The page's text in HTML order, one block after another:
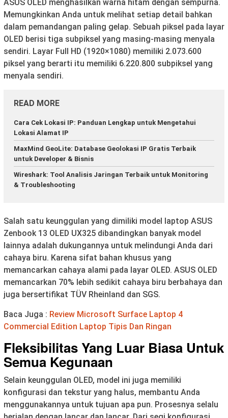
ASUS OLED menghasilkan warna hitam dengan sempurna.
Memungkinkan Anda untuk melihat setiap detail bahkan
dalam pemandangan paling gelap. Sebuah piksel pada layar
OLED berisi tiga subpiksel yang masing-masing menyala
sendiri. Layar Full HD (1920×1080) memiliki 2.073.600
piksel yang berarti itu memiliki 6.220.800 subpiksel yang
menyala sendiri.
READ MORE
Cara Cek Lokasi IP: Panduan Lengkap untuk Mengetahui
Lokasi Alamat IP
MaxMind GeoLite: Database Geolokasi IP Gratis Terbaik
untuk Developer & Bisnis
Wireshark: Tool Analisis Jaringan Terbaik untuk Monitoring
& Troubleshooting
Salah satu keunggulan yang dimiliki model laptop ASUS
Zenbook 13 OLED UX325 dibandingkan banyak model
lainnya adalah dukungannya untuk melindungi Anda dari
cahaya biru. Karena sifat bahan khusus yang
memancarkan cahaya alami pada layar OLED. ASUS OLED
memancarkan 70% lebih sedikit cahaya biru berbahaya dan
juga bersertifikat TÜV Rheinland dan SGS.
Baca Juga : Review Microsoft Surface Laptop 4
Commercial Edition Laptop Tipis Dan Ringan
Fleksibilitas Yang Luar Biasa Untuk
Semua Kegunaan
Selain keunggulan OLED, model ini juga memiliki
konfigurasi dan tekstur yang halus, membantu Anda
menggunakannya untuk tujuan apa pun. Prosesnya selalu